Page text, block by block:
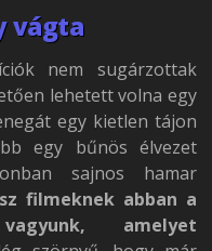
vágta
nem sugárzottak
lehetett volna egy
egy kietlen tájon
egy bűnös élvezet
sajnos hamar
filmeknek abban a
amelyet